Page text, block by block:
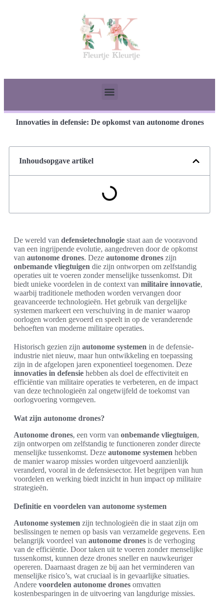
Innovaties in defensie: De opkomst van autonome drones
Inhoudsopgave artikel
De wereld van defensietechnologie staat aan de vooravond
van een ingrijpende evolutie, aangedreven door de opkomst
van autonome drones. Deze autonome drones zijn
onbemande vliegtuigen die zijn ontworpen om zelfstandig
operaties uit te voeren zonder menselijke tussenkomst. Dit
biedt unieke voordelen in de context van militaire innovatie,
waarbij traditionele methoden worden vervangen door
geavanceerde technologieën. Het gebruik van dergelijke
systemen markeert een verschuiving in de manier waarop
oorlogen worden gevoerd en speelt in op de veranderende
behoeften van moderne militaire operaties.
Historisch gezien zijn autonome systemen in de defensie-
industrie niet nieuw, maar hun ontwikkeling en toepassing
zijn in de afgelopen jaren exponentieel toegenomen. Deze
innovaties in defensie hebben als doel de effectiviteit en
efficiëntie van militaire operaties te verbeteren, en de impact
van deze technologieën zal ongetwijfeld de toekomst van
oorlogvoering vormgeven.
Wat zijn autonome drones?
Autonome drones, een vorm van onbemande vliegtuigen,
zijn ontworpen om zelfstandig te functioneren zonder directe
menselijke tussenkomst. Deze autonome systemen hebben
de manier waarop missies worden uitgevoerd aanzienlijk
veranderd, vooral in de defensiesector. Het begrijpen van hun
voordelen en werking biedt inzicht in hun impact op militaire
strategieën.
Definitie en voordelen van autonome systemen
Autonome systemen zijn technologieën die in staat zijn om
beslissingen te nemen op basis van verzamelde gegevens. Een
belangrijk voordeel van autonome drones is de verhoging
van de efficiëntie. Door taken uit te voeren zonder menselijke
tussenkomst, kunnen deze drones sneller en nauwkeuriger
opereren. Daarnaast dragen ze bij aan het verminderen van
menselijke risico’s, wat cruciaal is in gevaarlijke situaties.
Andere voordelen autonome drones omvatten
kostenbesparingen in de uitvoering van langdurige missies.